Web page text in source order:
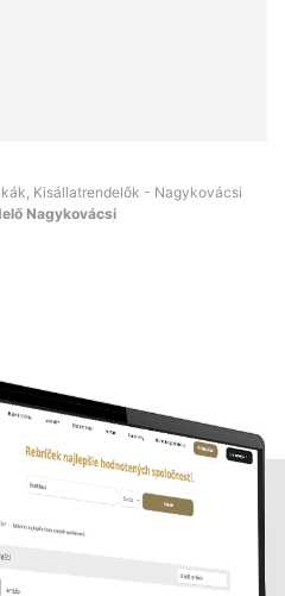
Kisállatrendelők - Nagykovácsi
Nagykovácsi